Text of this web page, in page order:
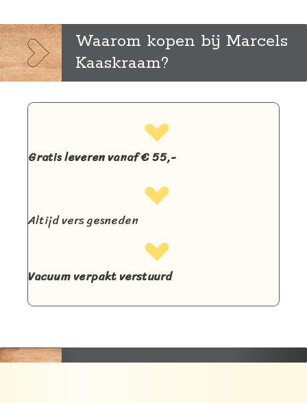
Waarom kopen bij Marcels
Kaaskraam?
Gratis leveren vanaf € 55,-
Altijd vers gesneden
Vacuum verpakt verstuurd